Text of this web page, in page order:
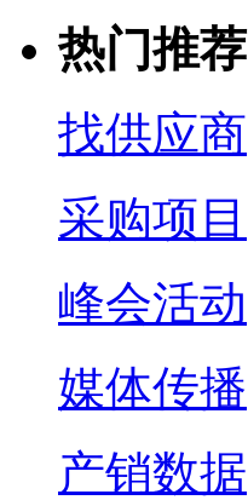
热门推荐
找供应商
采购项目
峰会活动
媒体传播
产销数据